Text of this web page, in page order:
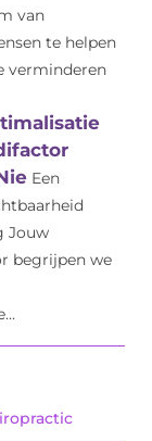
van
te helpen
verminderen
Een
Jouw
begrijpen we